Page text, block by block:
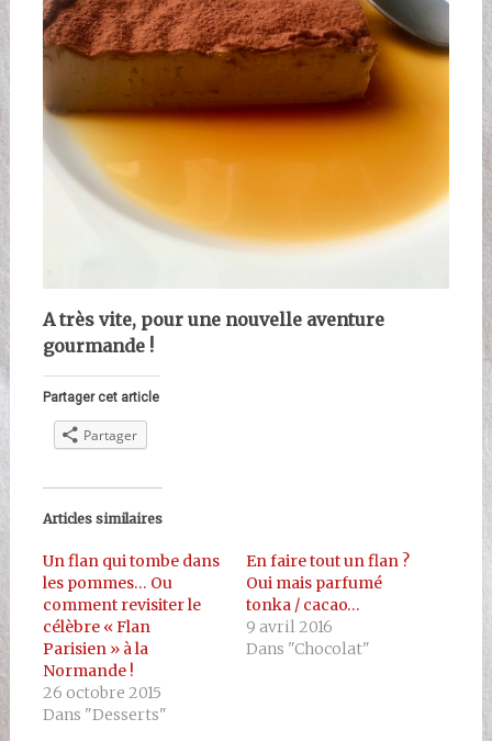
A très vite, pour une nouvelle aventure
gourmande !
Partager cet article
Partager
Articles similaires
Un flan qui tombe dans
les pommes… Ou
comment revisiter le
célèbre « Flan
Parisien » à la
Normande !
26 octobre 2015
Dans "Desserts"
En faire tout un flan ?
Oui mais parfumé
tonka / cacao…
9 avril 2016
Dans "Chocolat"